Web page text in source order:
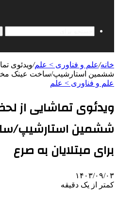
خانه/علم و فناوری‌ > علم/ویدئوی
ششمین استارشیپ/ساخت عینک
علم و فناوری‌ > علم
ویدئوی تماشایی از
ششمین استارشیپ/
برای مبتلایان به صرع
۱۴۰۳/۰۹/۰۳
کمتر از یک دقیقه